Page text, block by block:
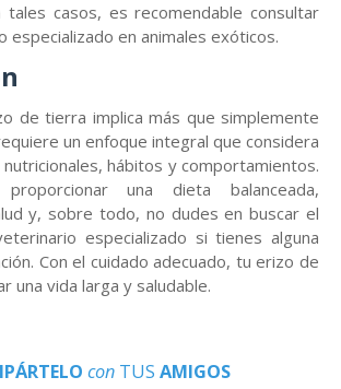
tales casos, es recomendable consultar
especializado en animales exóticos.
de tierra implica más que simplemente
un enfoque integral que considera
hábitos y comportamientos.
una dieta balanceada,
y, sobre todo, no dudes en buscar el
especializado si tienes alguna
Con el cuidado adecuado, tu erizo de
una vida larga y saludable.
con TUS AMIGOS